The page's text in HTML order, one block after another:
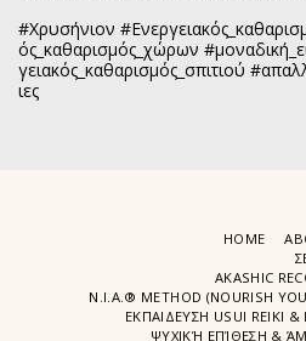
#Χρυσήνιον
ός_καθαρισμός_χώρων
γειακός_καθαρισμός_σπιτιού
ιες
HOME
AKASHIC
N.I.A.® METHOD (NOURISH
ΕΚΠΑΙΔΕΥΣΗ USUI REIKI
ΨΥΧΙΚΉ ΕΠΊΘΕΣΗ &